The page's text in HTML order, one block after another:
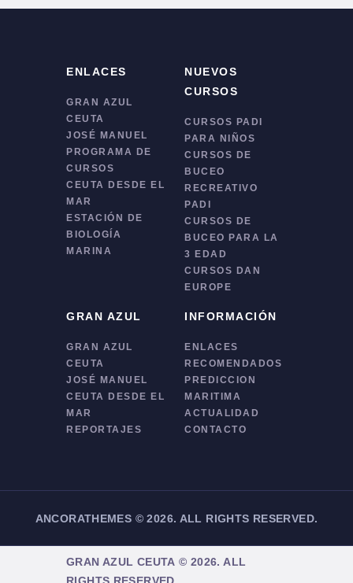
ENLACES
GRAN AZUL
CEUTA
JOSÉ MANUEL
PROGRAMA DE
CURSOS
CEUTA DESDE EL
MAR
ESTACIÓN DE
BIOLOGÍA
MARINA
NUEVOS
CURSOS
CURSOS PADI
PARA NIÑOS
CURSOS DE
BUCEO
RECREATIVO
PADI
CURSOS DE
BUCEO PARA LA
3 EDAD
CURSOS DAN
EUROPE
GRAN AZUL
GRAN AZUL
CEUTA
JOSÉ MANUEL
CEUTA DESDE EL
MAR
REPORTAJES
INFORMACIÓN
ENLACES
RECOMENDADOS
PREDICCION
MARITIMA
ACTUALIDAD
CONTACTO
ANCORATHEMES ©2026. ALL RIGHTS RESERVED.
GRAN AZUL CEUTA © 2026. ALL
RIGHTS RESERVED.